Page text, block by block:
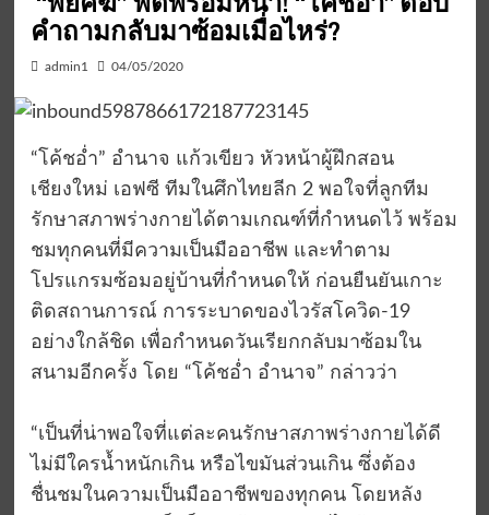
คำถามกลับมาซ้อมเมื่อไหร่?⁣ ⁣
admin1 04/05/2020
“โค้ชอ่ำ” อำนาจ แก้วเขียว หัวหน้าผู้ฝึกสอน
เชียงใหม่ เอฟซี ทีมในศึกไทยลีก 2 พอใจที่ลูกทีม
รักษาสภาพร่างกายได้ตามเกณฑ์ที่กำหนดไว้ พร้อม
ชมทุกคนที่มีความเป็นมืออาชีพ และทำตาม
โปรแกรมซ้อมอยู่บ้านที่กำหนดให้ ก่อนยืนยันเกาะ
ติดสถานการณ์ การระบาดของไวรัสโควิด-19
อย่างใกล้ชิด เพื่อกำหนดวันเรียกกลับมาซ้อมใน
สนามอีกครั้ง โดย “โค้ชอ่ำ อำนาจ” กล่าวว่า⁣
“เป็นที่น่าพอใจที่แต่ละคนรักษาสภาพร่างกายได้ดี
ไม่มีใครน้ำหนักเกิน หรือไขมันส่วนเกิน ซึ่งต้อง
ชื่นชมในความเป็นมืออาชีพของทุกคน โดยหลัง